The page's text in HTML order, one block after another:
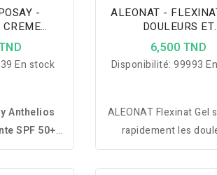
-
+ EAU
En stock
Anthelios
SPF 50+
peau des
ALEONAT -
DOULEURS ET
ARTICULATION
6,500 TND
Disponibilité:99993
ALEONAT Flexinat Gel
rapidement les
musculaires et
en favorisant la